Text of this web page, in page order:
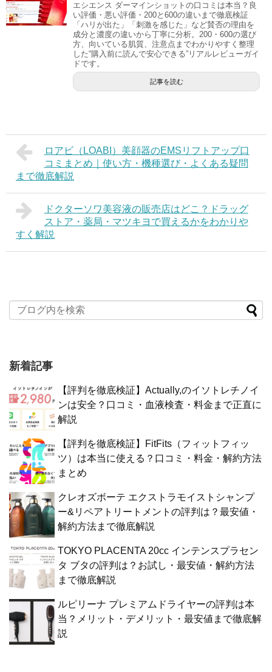
エシエンス ダーマインショットの口コミは本当？良
い評価・悪い評価・200と600の違いまで徹底検証
「ハリが出た」「刺激を感じた」など賛否の理由を
成分と濃度の違いから丁寧に分析。200・600の選び
方、向いている肌質、注意点までわかりやすく整理
した“購入前に読んで安心できる”リアルレビューガイ
ドです。
記事を読む
ロアビ（LOABI）美顔器のEMSリフトアップ口
コミまとめ｜使い方・機種選び・よくある疑問
まで徹底解説
ドクターソワ美容液の販売店はどこ？ドラッグ
ストア・薬局・マツキヨで買えるかをわかりや
すく解説
新着記事
【評判を徹底検証】Actually,のイソトレチノイ
ンは安全？口コミ・血液検査・料金まで正直に
解説
【評判を徹底検証】FitFits（フィットフィッ
ツ）は本当に使える？口コミ・料金・解約方法
まとめ
クレオズボーテ エクストラモイストシャンプ
ー&リペアトリートメントの評判は？最安値・
解約方法まで徹底解説
TOKYO PLACENTA 20cc インテンスプラセン
タ ブタの評判は？お試し・最安値・解約方法
まで徹底解説
ルピリーナ プレミアムドライヤーの評判は本
当？メリット・デメリット・最安値まで徹底解
説